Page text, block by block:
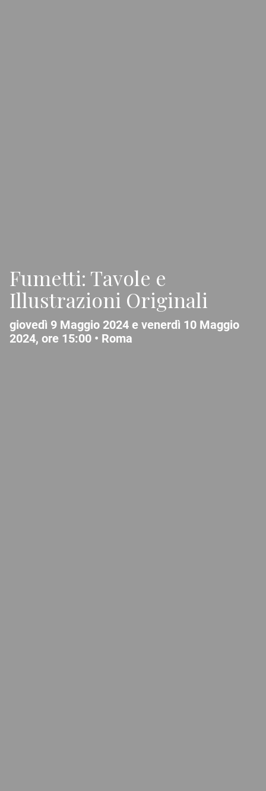
Fumetti: Tavole e
Illustrazioni Originali
giovedì 9 Maggio 2024 e venerdì 10 Maggio
2024, ore 15:00 • Roma